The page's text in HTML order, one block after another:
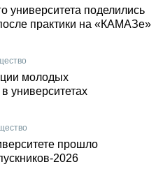
университета поделились
практики на «КАМАЗе»
молодых
университетах
прошло
2026